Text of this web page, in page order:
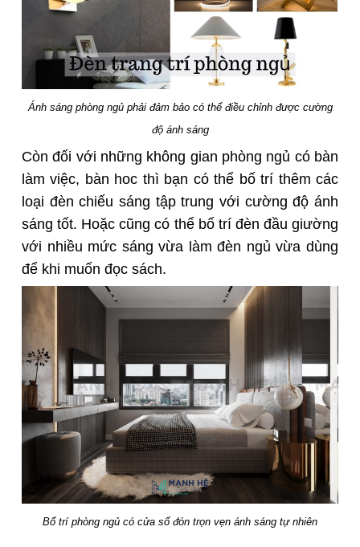
Ánh sáng phòng ngủ phải đảm bảo có thể điều chỉnh được cường
độ ánh sáng
Còn đối với những không gian phòng ngủ có bàn
làm việc, bàn hoc thì bạn có thể bố trí thêm các
loại đèn chiếu sáng tập trung với cường độ ánh
sáng tốt. Hoặc cũng có thể bố trí đèn đầu giường
với nhiều mức sáng vừa làm đèn ngủ vừa dùng
để khi muốn đọc sách.
Bố trí phòng ngủ có cửa sổ đón trọn vẹn ánh sáng tự nhiên